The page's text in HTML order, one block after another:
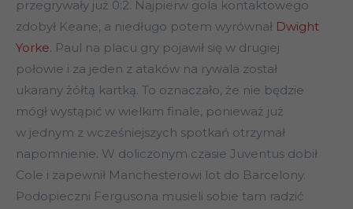
przegrywały już 0:2. Najpierw gola kontaktowego
zdobył Keane, a niedługo potem wyrównał Dwight
Yorke. Paul na placu gry pojawił się w drugiej
połowie i za jeden z ataków na rywala został
ukarany żółtą kartką. To oznaczało, że nie będzie
mógł wystąpić w wielkim finale, ponieważ już
w jednym z wcześniejszych spotkań otrzymał
napomnienie. W doliczonym czasie Juventus dobił
Cole i zapewnił Manchesterowi lot do Barcelony.
Podopieczni Fergusona musieli sobie tam radzić